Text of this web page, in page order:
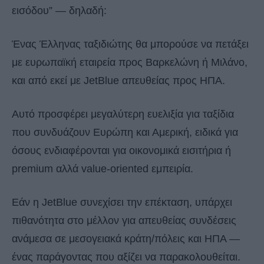
εισόδου” — δηλαδή:
Ένας Έλληνας ταξιδιώτης θα μπορούσε να πετάξει
με ευρωπαϊκή εταιρεία προς Βαρκελώνη ή Μιλάνο,
και από εκεί με JetBlue απευθείας προς ΗΠΑ.
Αυτό προσφέρει μεγαλύτερη ευελιξία για ταξίδια
που συνδυάζουν Ευρώπη και Αμερική, ειδικά για
όσους ενδιαφέρονται για οικονομικά εισιτήρια ή
premium αλλά value-oriented εμπειρία.
Εάν η JetBlue συνεχίσει την επέκταση, υπάρχει
πιθανότητα στο μέλλον για απευθείας συνδέσεις
ανάμεσα σε μεσογειακά κράτη/πόλεις και ΗΠΑ —
ένας παράγοντας που αξίζει να παρακολουθείται.